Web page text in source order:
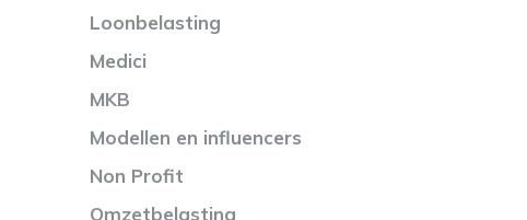
Loonbelasting
Medici
MKB
Modellen en influencers
Non Profit
Omzetbelasting